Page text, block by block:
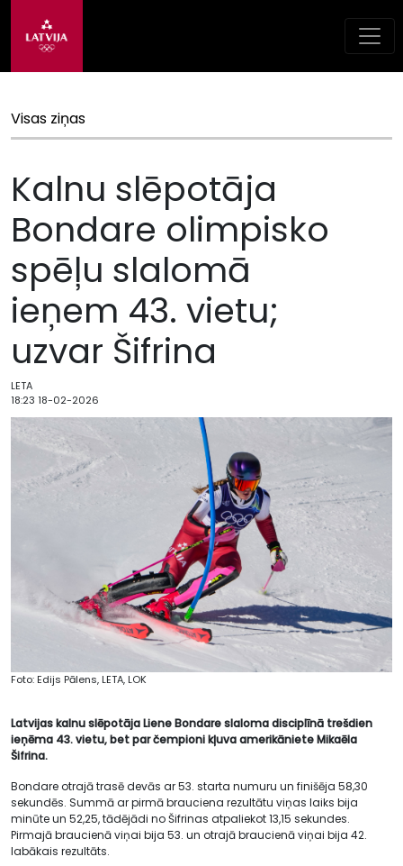
Visas ziņas
Kalnu slēpotāja
Bondare olimpisko
spēļu slalomā
ieņem 43. vietu;
uzvar Šifrina
LETA
18:23 18-02-2026
Foto: Edijs Pālens, LETA, LOK
Latvijas kalnu slēpotāja Liene Bondare slaloma disciplīnā trešdien
ieņēma 43. vietu, bet par čempioni kļuva amerikāniete Mikaēla
Šifrina.
Bondare otrajā trasē devās ar 53. starta numuru un finišēja 58,30
sekundēs. Summā ar pirmā brauciena rezultātu viņas laiks bija
minūte un 52,25, tādējādi no Šifrinas atpaliekot 13,15 sekundes.
Pirmajā braucienā viņai bija 53. un otrajā braucienā viņai bija 42.
labākais rezultāts.